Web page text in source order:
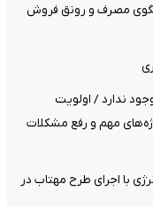
الگوی مصرف و رونق فروش
ندارد / اولویت
مهم و رفع مشکلات
مگاوات ساعت انرژی با اجرای طرح مهتاب در